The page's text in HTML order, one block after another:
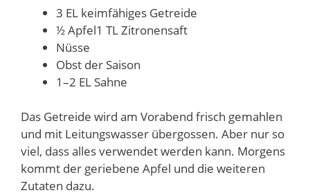
3 EL keimfähiges Getreide
½ Apfel1 TL Zitronensaft
Nüsse
Obst der Saison
1–2 EL Sahne
Das Getreide wird am Vorabend frisch gemahlen
und mit Leitungswasser übergossen. Aber nur so
viel, dass alles verwendet werden kann. Morgens
kommt der geriebene Apfel und die weiteren
Zutaten dazu.